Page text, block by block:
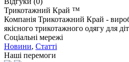
Трикотажний Край ™
Компанія Трикотажний Край -
якісного трикотажного одягу для
Соціальні мережі
Новини, Статті
Наші перемоги